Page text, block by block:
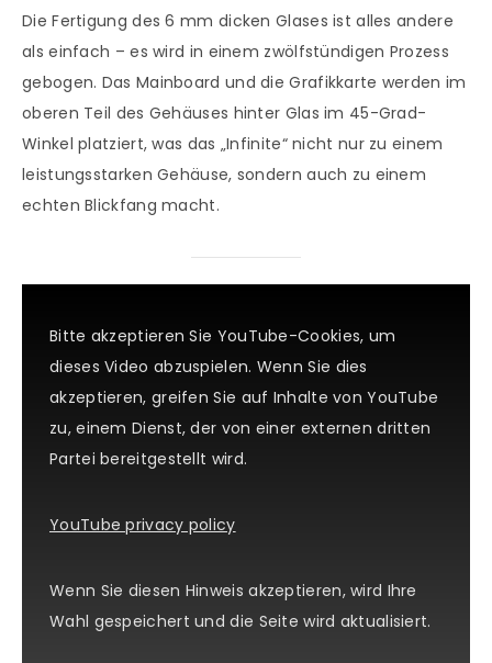
Die Fertigung des 6 mm dicken Glases ist alles andere
als einfach – es wird in einem zwölfstündigen Prozess
gebogen. Das Mainboard und die Grafikkarte werden im
oberen Teil des Gehäuses hinter Glas im 45-Grad-
Winkel platziert, was das „Infinite“ nicht nur zu einem
leistungsstarken Gehäuse, sondern auch zu einem
echten Blickfang macht.
Bitte akzeptieren Sie YouTube-Cookies, um
dieses Video abzuspielen. Wenn Sie dies
akzeptieren, greifen Sie auf Inhalte von YouTube
zu, einem Dienst, der von einer externen dritten
Partei bereitgestellt wird.
YouTube privacy policy
Wenn Sie diesen Hinweis akzeptieren, wird Ihre
Wahl gespeichert und die Seite wird aktualisiert.